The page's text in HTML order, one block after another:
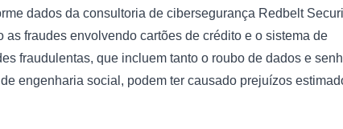
dados da consultoria de cibersegurança Redbelt
fraudes envolvendo cartões de crédito e o sistema de
fraudulentas, que incluem tanto o roubo de dados e
engenharia social, podem ter causado prejuízos